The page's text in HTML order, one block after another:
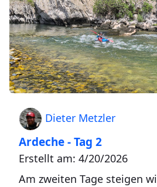
Dieter Metzler
Ardeche - Tag 2
Erstellt am: 4/20/2026
Am zweiten Tage steigen